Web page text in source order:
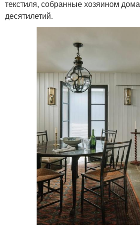
текстиля, собранные хозяином
десятилетий.